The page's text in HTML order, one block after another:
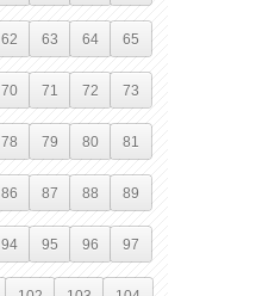
62 63 64 65
70 71 72 73
78 79 80 81
86 87 88 89
94 95 96 97